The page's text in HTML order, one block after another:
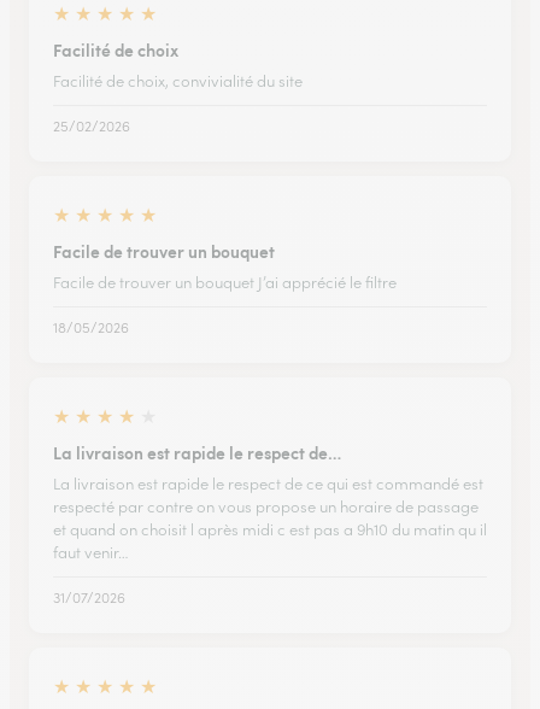
★ ★ ★ ★ ★
Facilité de choix
Facilité de choix, convivialité du site
25/02/2026
★ ★ ★ ★ ★
Facile de trouver un bouquet
Facile de trouver un bouquet J’ai apprécié le filtre
18/05/2026
★ ★ ★ ★
La livraison est rapide le respect de…
La livraison est rapide le respect de ce qui est commandé est
respecté par contre on vous propose un horaire de passage
et quand on choisit l après midi c est pas a 9h10 du matin qu il
faut venir…
31/07/2026
★ ★ ★ ★ ★